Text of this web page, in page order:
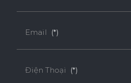
Email (*)
Điện Thoại (*)